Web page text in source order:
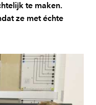
te maken.
ze met échte